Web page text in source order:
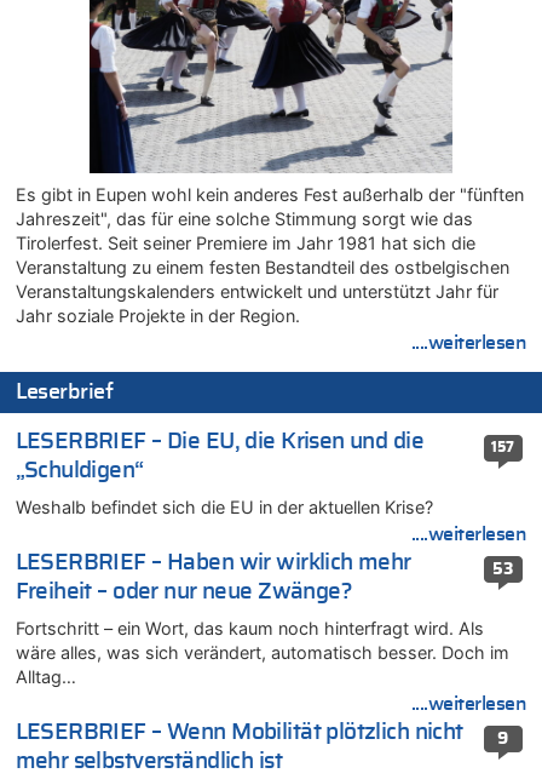
06.08.2026 - 20:43 von 5/11 zu
Wasserstand des Rheins in NRW so niedrig wie noch nie
06.08.2026 - 20:35 von Wolfgang2 zu
Zurück an den Rhein: Hendrich wechselt zum 1. FC Köln
06.08.2026 - 20:16 von Panda46 zu
AS Eupen: „Keiner weiß, wohin die Reise geht…“
06.08.2026 - 19:17 von Guido Scholzen zu
Zweite Hitzewelle in diesem Sommer ist jetzt amtlich
06.08.2026 - 19:14 von JoKrings zu
Zweite Hitzewelle in diesem Sommer ist jetzt amtlich
06.08.2026 - 18:40 von Ostbelgien Direkt zu
Felice Mazzu soll Cheftrainer der AS Eupen werden
06.08.2026 - 18:29 von Zahlen zählen Fakten zu
Zweite Hitzewelle in diesem Sommer ist jetzt amtlich
06.08.2026 - 17:51 von ne Hondsjong zu
Zweite Hitzewelle in diesem Sommer ist jetzt amtlich
06.08.2026 - 17:24 von Dax zu
Zweite Hitzewelle in diesem Sommer ist jetzt amtlich
Zweite Hitzewelle in diesem Sommer ist jetzt amtlich
06.08.2026 - 17:21 von Dax zu
Zweite Hitzewelle in diesem Sommer ist jetzt amtlich
06.08.2026 - 17:01 von Wahlstimme? zu
FIFA-Spitze demonstriert Einigkeit trotz Kritik und neuer
06.08.2026 - 16:53 von Frage zu
Zweite Hitzewelle in diesem Sommer ist jetzt amtlich
Es gibt in Eupen wohl kein anderes Fest außerhalb der "fünften
Jahreszeit", das für eine solche Stimmung sorgt wie das
Tirolerfest. Seit seiner Premiere im Jahr 1981 hat sich die
Veranstaltung zu einem festen Bestandteil des ostbelgischen
Veranstaltungskalenders entwickelt und unterstützt Jahr für
Jahr soziale Projekte in der Region.
....weiterlesen
Leserbrief
157
LESERBRIEF – Die EU, die Krisen und die
„Schuldigen“
Weshalb befindet sich die EU in der aktuellen Krise?
....weiterlesen
53
LESERBRIEF – Haben wir wirklich mehr
Freiheit – oder nur neue Zwänge?
Fortschritt – ein Wort, das kaum noch hinterfragt wird. Als
wäre alles, was sich verändert, automatisch besser. Doch im
Alltag…
....weiterlesen
9
LESERBRIEF – Wenn Mobilität plötzlich nicht
mehr selbstverständlich ist